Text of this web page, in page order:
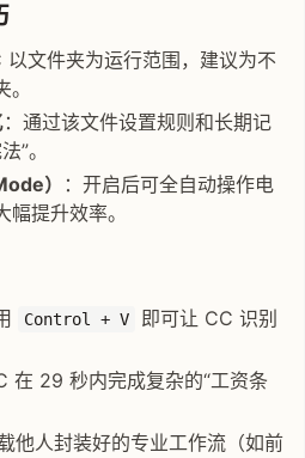
以文件夹为运行范围，建议为不
：通过该文件设置规则和长期记
”。
）
：开启后可全自动操作电
提升效率。
Control + V
即可让 CC 识别
在 29 秒内完成复杂的“工资条
他人封装好的专业工作流（如前